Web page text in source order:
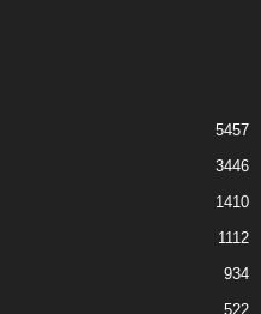
5457
3446
1410
1112
934
522